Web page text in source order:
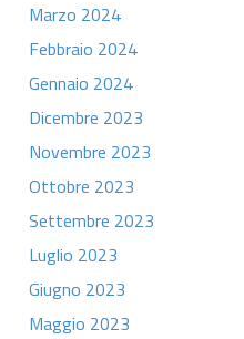
Marzo 2024
Febbraio 2024
Gennaio 2024
Dicembre 2023
Novembre 2023
Ottobre 2023
Settembre 2023
Luglio 2023
Giugno 2023
Maggio 2023